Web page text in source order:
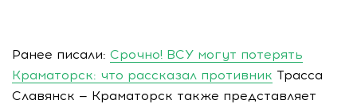
Ранее писали: Срочно! ВСУ могут потерять
Краматорск: что рассказал противник Трасса
Славянск — Краматорск также представляет